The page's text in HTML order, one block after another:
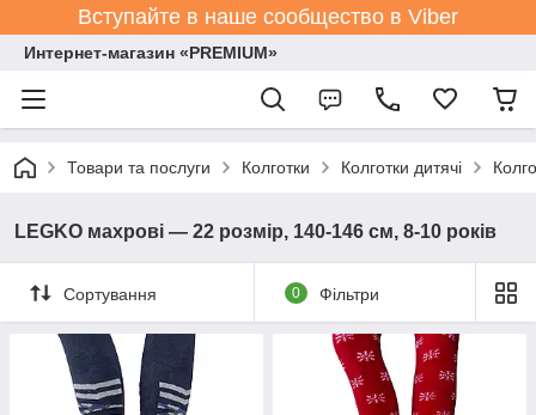
Вступайте в наше сообщество в Viber
Интернет-магазин «PREMIUM»
Товари та послуги Колготки Колготки дитячі
LEGKO махрові — 22 розмір, 140-146 см, 8-10 років
Сортування 0 Фільтри